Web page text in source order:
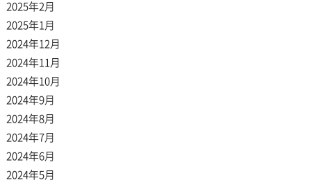
2025年2月
2025年1月
2024年12月
2024年11月
2024年10月
2024年9月
2024年8月
2024年7月
2024年6月
2024年5月